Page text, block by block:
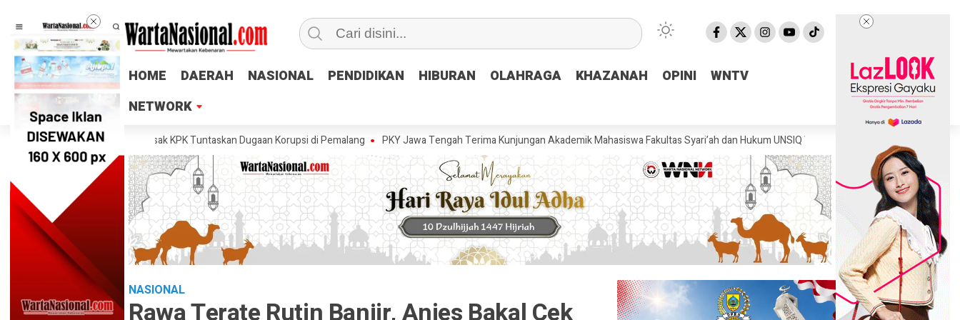
HOME DAERAH NASIONAL PENDIDIKAN HIBURAN OLAHRAGA KHAZANAH OPINI
WNTV
NETWORK
HOME DAERAH NASIONAL PENDIDIKAN HIBURAN OLAHRAGA KHAZANAH OPINI
WNTV
NETWORK
Akan Gelar Aksi, Desak KPK Tuntaskan Dugaan Korupsi di Pemalang PKY Jawa Tengah Terima Kunjungan Akademik Mahasiswa Fakultas Syari’ah dan Hukum UNSIQ Wonosobo
NASIONAL
Rawa Terate Rutin Banjir, Anies Bakal Cek